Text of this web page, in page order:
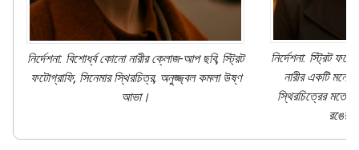
নির্দেশনা: বিশোর্ধ্ব কোনো নারীর ক্লোজ-আপ ছবি, স্ট্রিট
ফটোগ্রাফি, সিনেমার স্থিরচিত্র, অনুজ্জ্বল কমলা উষ্ণ
আভা।
নির্দেশনা: স্ট্রিট
নারীর একটি
স্থিরচিত্রের মতো
রঙের